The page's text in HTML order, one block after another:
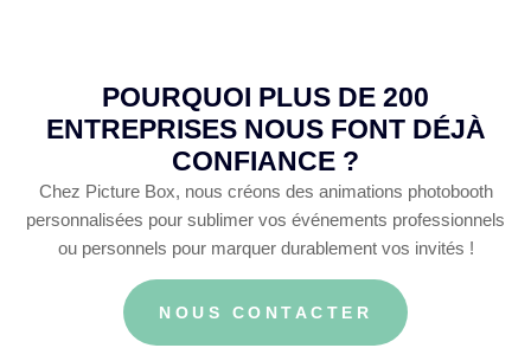
POURQUOI PLUS DE 200
ENTREPRISES NOUS FONT DÉJÀ
CONFIANCE ?
Chez Picture Box, nous créons des animations photobooth
personnalisées pour sublimer vos événements professionnels
ou personnels pour marquer durablement vos invités !
NOUS CONTACTER